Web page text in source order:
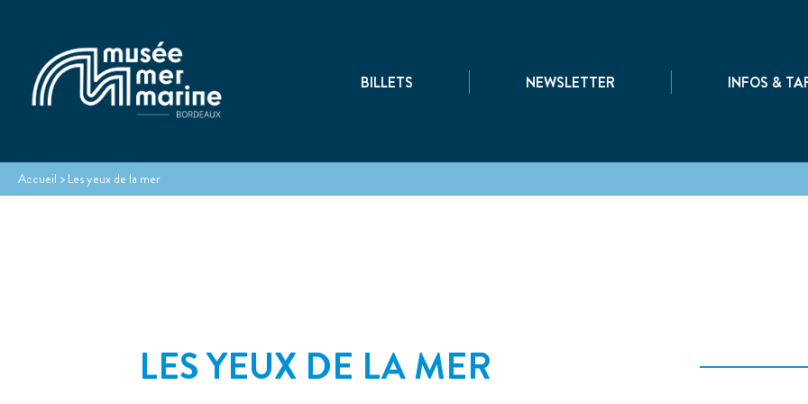
BILLETS | NEWSLETTER | INFOS &
Accueil > Les yeux de la mer
LES YEUX DE LA MER